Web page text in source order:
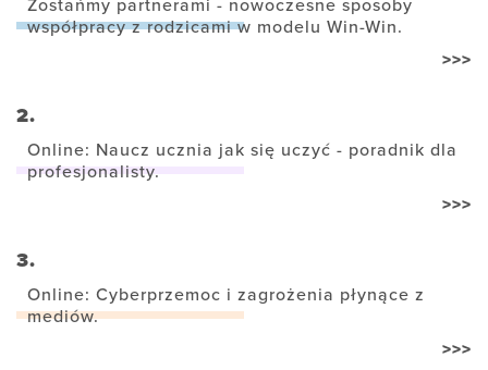
Zostańmy partnerami - nowoczesne sposoby
współpracy z rodzicami w modelu Win-Win.
>>>
2.
Online: Naucz ucznia jak się uczyć - poradnik dla
profesjonalisty.
>>>
3.
Online: Cyberprzemoc i zagrożenia płynące z
mediów.
>>>